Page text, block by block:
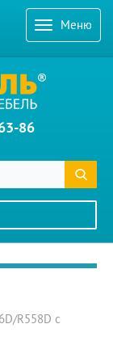
Меню
86
R558D с